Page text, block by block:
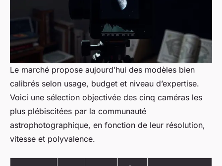
Le marché propose aujourd’hui des modèles bien
calibrés selon usage, budget et niveau d’expertise.
Voici une sélection objectivée des cinq caméras les
plus plébiscitées par la communauté
astrophotographique, en fonction de leur résolution,
vitesse et polyvalence.